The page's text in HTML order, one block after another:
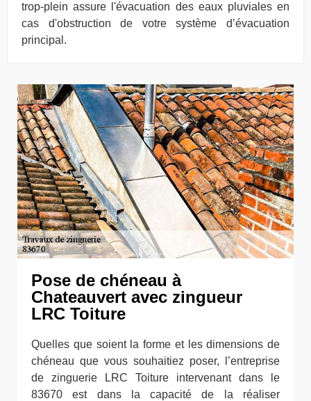
trop-plein assure l'évacuation des eaux pluviales en
cas d'obstruction de votre système d’évacuation
principal.
Pose de chéneau à
Chateauvert avec zingueur
LRC Toiture
Quelles que soient la forme et les dimensions de
chéneau que vous souhaitiez poser, l’entreprise
de zinguerie LRC Toiture intervenant dans le
83670 est dans la capacité de la réaliser